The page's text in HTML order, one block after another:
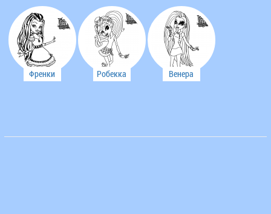
Френки
Робекка
Венера